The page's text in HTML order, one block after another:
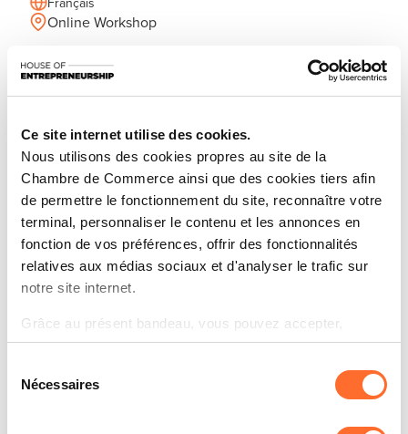
Ce site internet utilise des cookies.
Nous utilisons des cookies propres au site de la
Chambre de Commerce ainsi que des cookies tiers afin
de permettre le fonctionnement du site, reconnaître votre
terminal, personnaliser le contenu et les annonces en
fonction de vos préférences, offrir des fonctionnalités
relatives aux médias sociaux et d'analyser le trafic sur
notre site internet.
Grâce au présent bandeau, vous pouvez accepter,
refuser ou configurer les cookies selon vos préférences,
à l’exception des cookies strictement nécessaires au
fonctionnement du site. Une description des différents
Nécessaires
Online Workshop
Partagez cet article
d’actualités préférés.
S'inscrire à la newsletter
Vous êtes entrepreneur et cherchez à financer vos
projets professionnels ? Découvrez les informations-
naviguer dans le monde du financement, y compris les
solutions de cautionnement proposées par la Mutualité